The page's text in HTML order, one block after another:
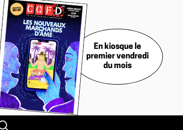
En kiosque le
premier vendredi
du mois